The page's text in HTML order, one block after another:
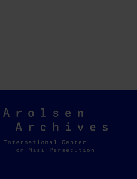
Arolsen
Archives